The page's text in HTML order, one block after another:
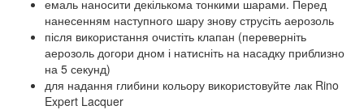
емаль наносити декількома тонкими шарами. Перед
нанесенням наступного шару знову струсіть аерозоль
після використання очистіть клапан (переверніть
аерозоль догори дном і натисніть на насадку приблизно
на 5 секунд)
для надання глибини кольору використовуйте лак Rino
Expert Lacquer